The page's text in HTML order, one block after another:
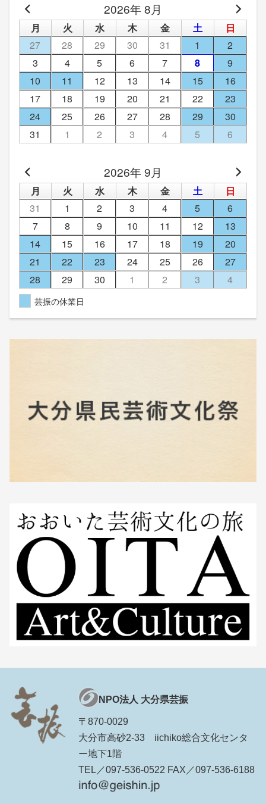
2026年 8月
月 火 水 木 金 土
日
27
28 29 30 31 1
2
3
4 5 6 7 8
9
10
11 12 13 14 15
16
17
18 19 20 21 22
23
24
25 26 27 28 29
30
31
1 2 3 4 5 6
2026年 9月
月 火 水 木 金 土
日
31
1 2 3 4 5
6
7
8 9 10 11 12
13
14
15 16 17 18 19
20
21
22 23 24 25 26
27
28
29 30 1 2 3 4
芸振の休業日
NPO法人 大分県芸振
〒870-0029
大分市高砂2-33 iichiko総合文化センタ
ー地下1階
TEL／097-536-0522 FAX／097-536-6188